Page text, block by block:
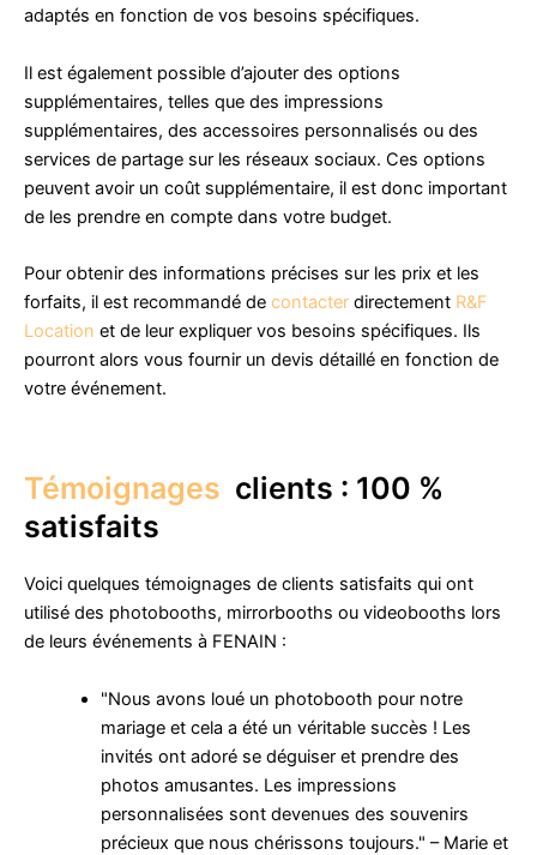
adaptés en fonction de vos besoins spécifiques.
Il est également possible d’ajouter des options
supplémentaires, telles que des impressions
supplémentaires, des accessoires personnalisés ou des
services de partage sur les réseaux sociaux. Ces options
peuvent avoir un coût supplémentaire, il est donc important
de les prendre en compte dans votre budget.
Pour obtenir des informations précises sur les prix et les
forfaits, il est recommandé de contacter directement R&F
Location et de leur expliquer vos besoins spécifiques. Ils
pourront alors vous fournir un devis détaillé en fonction de
votre événement.
Témoignages clients : 100 %
satisfaits
Voici quelques témoignages de clients satisfaits qui ont
utilisé des photobooths, mirrorbooths ou videobooths lors
de leurs événements à FENAIN :
"Nous avons loué un photobooth pour notre
mariage et cela a été un véritable succès ! Les
invités ont adoré se déguiser et prendre des
photos amusantes. Les impressions
personnalisées sont devenues des souvenirs
précieux que nous chérissons toujours." – Marie et